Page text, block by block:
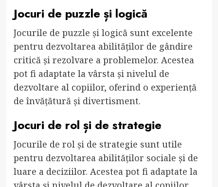
Jocuri de puzzle și logică
Jocurile de puzzle și logică sunt excelente
pentru dezvoltarea abilităților de gândire
critică și rezolvare a problemelor. Acestea
pot fi adaptate la vârsta și nivelul de
dezvoltare al copiilor, oferind o experiență
de învățătură și divertisment.
Jocuri de rol și de strategie
Jocurile de rol și de strategie sunt utile
pentru dezvoltarea abilităților sociale și de
luare a deciziilor. Acestea pot fi adaptate la